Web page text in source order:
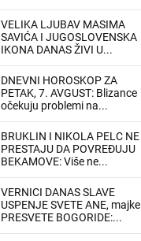
VELIKA LJUBAV MASIMA
SAVIĆA I JUGOSLOVENSKA
IKONA DANAS ŽIVI U...
DNEVNI HOROSKOP ZA
PETAK, 7. AVGUST: Blizance
očekuju problemi na...
BRUKLIN I NIKOLA PELC NE
PRESTAJU DA POVREĐUJU
BEKAMOVE: Više ne...
VERNICI DANAS SLAVE
USPENJE SVETE ANE, majke
PRESVETE BOGORIDE:...